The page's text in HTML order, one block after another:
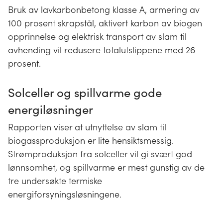
Bruk av lavkarbonbetong klasse A, armering av
100 prosent skrapstål, aktivert karbon av biogen
opprinnelse og elektrisk transport av slam til
avhending vil redusere totalutslippene med 26
prosent.
Solceller og spillvarme gode
energiløsninger
Rapporten viser at utnyttelse av slam til
biogassproduksjon er lite hensiktsmessig.
Strømproduksjon fra solceller vil gi svært god
lønnsomhet, og spillvarme er mest gunstig av de
tre undersøkte termiske
energiforsyningsløsningene.